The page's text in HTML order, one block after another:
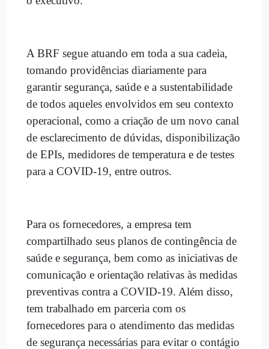
A BRF segue atuando em toda a sua cadeia,
tomando providências diariamente para
garantir segurança, saúde e a sustentabilidade
de todos aqueles envolvidos em seu contexto
operacional, como a criação de um novo canal
de esclarecimento de dúvidas, disponibilização
de EPIs, medidores de temperatura e de testes
para a COVID-19, entre outros.
Para os fornecedores, a empresa tem
compartilhado seus planos de contingência de
saúde e segurança, bem como as iniciativas de
comunicação e orientação relativas às medidas
preventivas contra a COVID-19. Além disso,
tem trabalhado em parceria com os
fornecedores para o atendimento das medidas
de segurança necessárias para evitar o contágio